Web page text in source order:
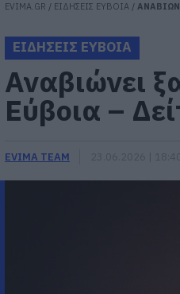
EVIMA.GR / ΕΙΔΗΣΕΙΣ ΕΥΒΟΙΑ /
ΕΙΔΗΣΕΙΣ ΕΥΒΟΙΑ
Αναβιώνει
Εύβοια –
EVIMA TEAM